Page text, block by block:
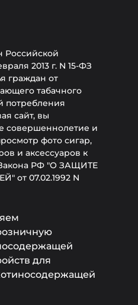
Российской
2013 г. N 15-ФЗ
граждан от
табачного
потребления
сайт, вы
совершеннолетие и
фото сигар,
и аксессуаров к
РФ "О ЗАЩИТЕ
от 07.02.1992 N
для